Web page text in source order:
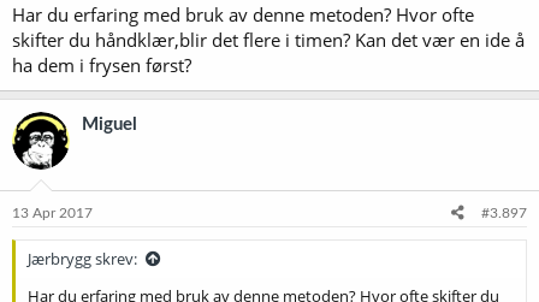
Har du erfaring med bruk av denne metoden? Hvor ofte
skifter du håndklær,blir det flere i timen? Kan det vær en ide å
ha dem i frysen først?
Miguel
13 Apr 2017 #3.897
Jærbrygg skrev:
Har du erfaring med bruk av denne metoden? Hvor ofte skifter du